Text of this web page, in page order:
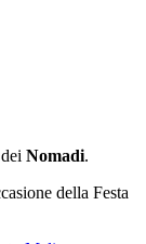
Nomadi.
della Festa